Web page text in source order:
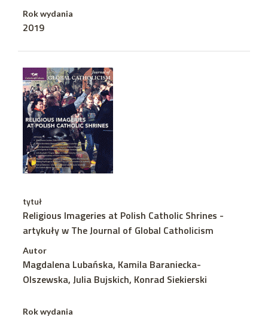
Rok wydania
2019
tytuł
Religious Imageries at Polish Catholic Shrines -
artykuły w The Journal of Global Catholicism
Autor
Magdalena Lubańska, Kamila Baraniecka-
Olszewska, Julia Bujskich, Konrad Siekierski
Rok wydania